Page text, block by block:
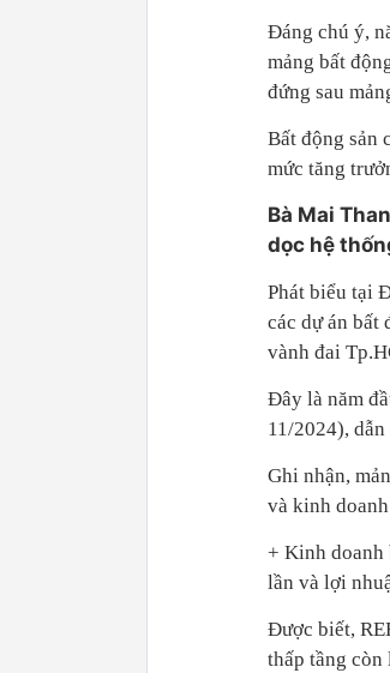
Đáng chú ý,
mảng bất
đứng sau
Bất động sản
mức tăng
Bà Mai
dọc hệ
Phát biểu tại
các dự án bất
vành đai
Đây là năm
11/2024),
Ghi nhận,
và kinh
+ Kinh doanh
lần và lợi
Được biết,
thấp tầng